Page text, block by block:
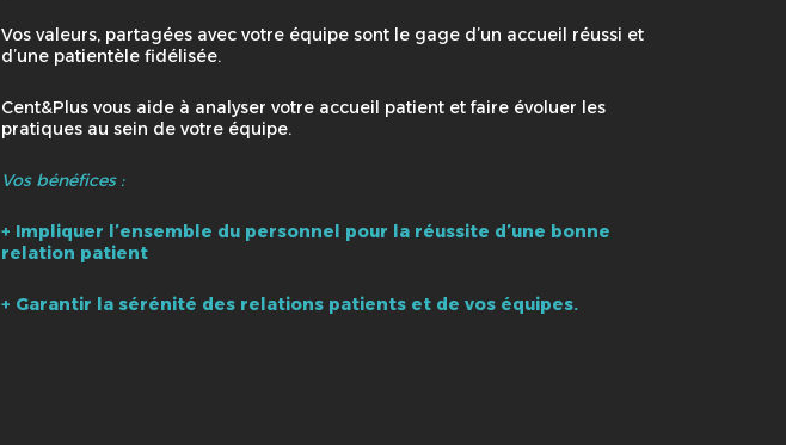
Vos valeurs, partagées avec votre équipe sont le gage d’un accueil réussi et
d’une patientèle fidélisée.
Cent&Plus vous aide à analyser votre accueil patient et faire évoluer les
pratiques au sein de votre équipe.
Vos bénéfices : ​
+ Impliquer l’ensemble du personnel pour la réussite d’une bonne
relation patient
+ Garantir la sérénité des relations patients et de vos équipes.